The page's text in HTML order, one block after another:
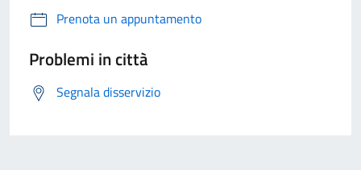
Prenota un appuntamento
Problemi in città
Segnala disservizio